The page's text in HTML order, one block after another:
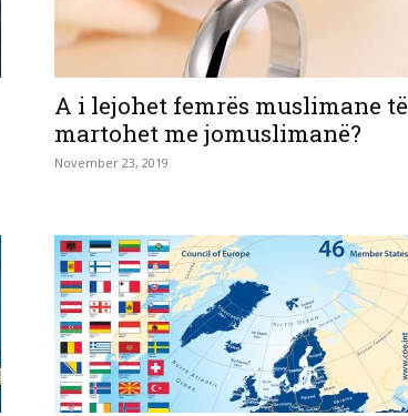
përgjigje
feja
A i lejohet femrës muslimane të
martohet me jomuslimanë?
November 23, 2019